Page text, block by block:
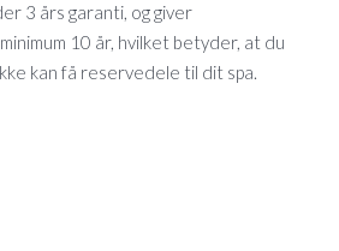
3 års garanti, og giver
10 år, hvilket betyder, at du
kan få reservedele til dit spa.